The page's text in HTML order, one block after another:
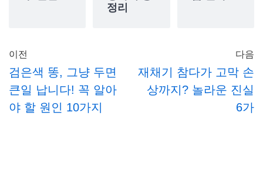
정리
이전
검은색 똥, 그냥 두면
큰일 납니다! 꼭 알아
야 할 원인 10가지
다음
재채기 참다가 고막 손
상까지? 놀라운 진실
6가